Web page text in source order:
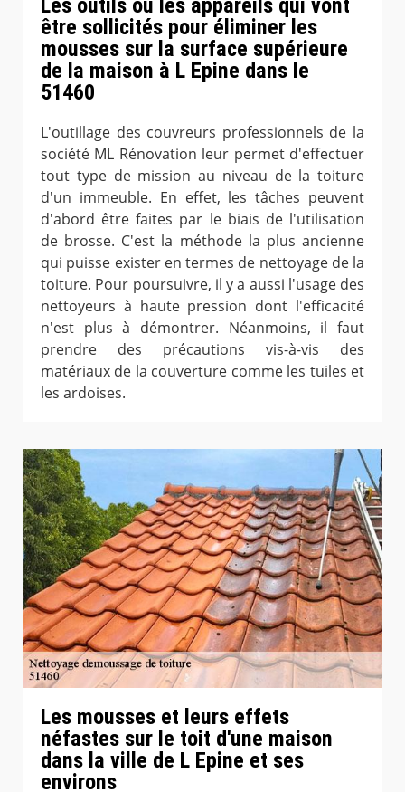
Les outils ou les appareils qui vont
être sollicités pour éliminer les
mousses sur la surface supérieure
de la maison à L Epine dans le
51460
L'outillage des couvreurs professionnels de la
société ML Rénovation leur permet d'effectuer
tout type de mission au niveau de la toiture
d'un immeuble. En effet, les tâches peuvent
d'abord être faites par le biais de l'utilisation
de brosse. C'est la méthode la plus ancienne
qui puisse exister en termes de nettoyage de la
toiture. Pour poursuivre, il y a aussi l'usage des
nettoyeurs à haute pression dont l'efficacité
n'est plus à démontrer. Néanmoins, il faut
prendre des précautions vis-à-vis des
matériaux de la couverture comme les tuiles et
les ardoises.
Les mousses et leurs effets
néfastes sur le toit d'une maison
dans la ville de L Epine et ses
environs